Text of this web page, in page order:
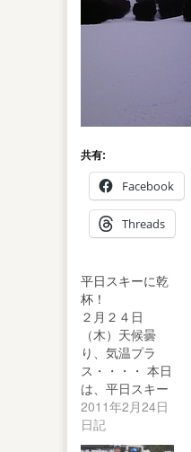
共有:
Facebook
Threads
平日スキーに乾
杯！
２月２４日
（木）天候曇
り、気温プラ
ス・・・・ 本日
は、平日スキー
を楽しんだ友人
からのレポート
をお届け…
2011年2月24日
日記